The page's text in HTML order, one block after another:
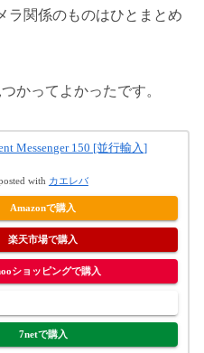
ラ関係のものはひとまとめ
かってよかったです。
Messenger 150 [並行輸入]
with カエレバ
Amazonで購入
楽天市場で購入
ショッピングで購入
7netで購入